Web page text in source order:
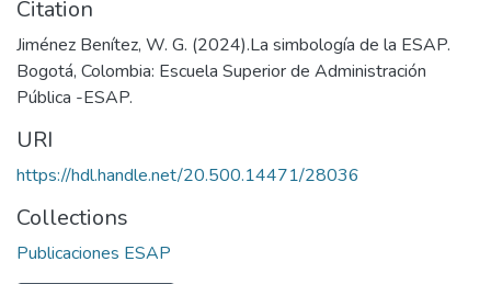
Citation
Jiménez Benítez, W. G. (2024).La simbología de la ESAP.
Bogotá, Colombia: Escuela Superior de Administración
Pública -ESAP.
URI
https://hdl.handle.net/20.500.14471/28036
Collections
Publicaciones ESAP